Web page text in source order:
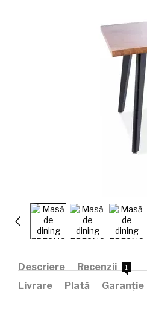
Descriere Recenzii 1
Livrare Plată Garanție